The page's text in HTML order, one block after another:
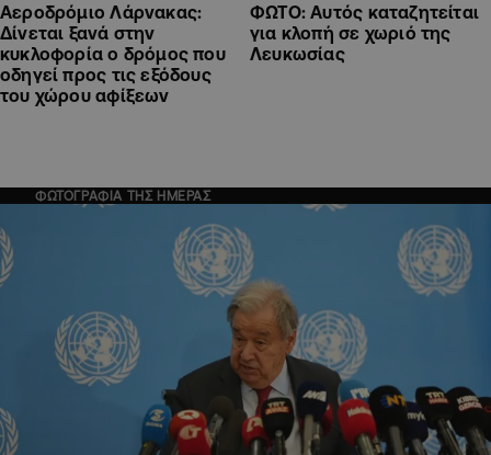
Αεροδρόμιο Λάρνακας:
Δίνεται ξανά στην
κυκλοφορία ο δρόμος που
οδηγεί προς τις εξόδους
του χώρου αφίξεων
ΦΩΤΟ: Αυτός καταζητείται
για κλοπή σε χωριό της
Λευκωσίας
ΦΩΤΟΓΡΑΦΙΑ ΤΗΣ ΗΜΕΡΑΣ